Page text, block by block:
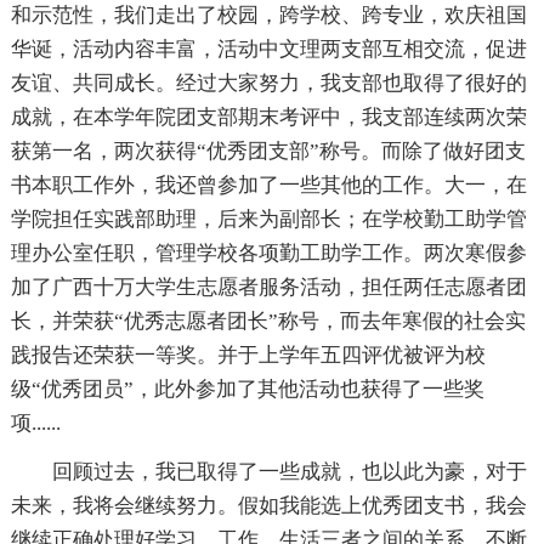
和示范性，我们走出了校园，跨学校、跨专业，欢庆祖国
华诞，活动内容丰富，活动中文理两支部互相交流，促进
友谊、共同成长。经过大家努力，我支部也取得了很好的
成就，在本学年院团支部期末考评中，我支部连续两次荣
获第一名，两次获得“优秀团支部”称号。而除了做好团支
书本职工作外，我还曾参加了一些其他的工作。大一，在
学院担任实践部助理，后来为副部长；在学校勤工助学管
理办公室任职，管理学校各项勤工助学工作。两次寒假参
加了广西十万大学生志愿者服务活动，担任两任志愿者团
长，并荣获“优秀志愿者团长”称号，而去年寒假的社会实
践报告还荣获一等奖。并于上学年五四评优被评为校
级“优秀团员”，此外参加了其他活动也获得了一些奖
项......
回顾过去，我已取得了一些成就，也以此为豪，对于
未来，我将会继续努力。假如我能选上优秀团支书，我会